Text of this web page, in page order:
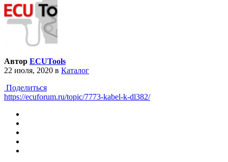
Автор ECUTools
22 июля, 2020 в Каталог
Поделиться
https://ecuforum.ru/topic/7773-kabel-k-dl382/